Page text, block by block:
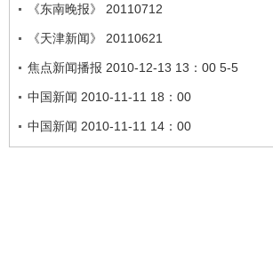
《东南晚报》 20110712
《天津新闻》 20110621
焦点新闻播报 2010-12-13 13：00 5-5
中国新闻 2010-11-11 18：00
中国新闻 2010-11-11 14：00